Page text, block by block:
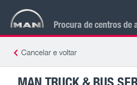
Procura de centros de
Cancelar e voltar